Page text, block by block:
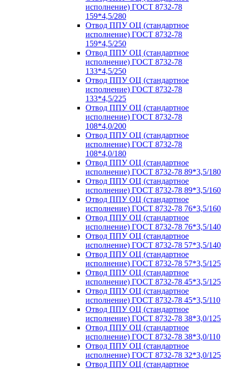
исполнение) ГОСТ 8732-78
159*4,5/280
Отвод ППУ ОЦ (стандартное
исполнение) ГОСТ 8732-78
159*4,5/250
Отвод ППУ ОЦ (стандартное
исполнение) ГОСТ 8732-78
133*4,5/250
Отвод ППУ ОЦ (стандартное
исполнение) ГОСТ 8732-78
133*4,5/225
Отвод ППУ ОЦ (стандартное
исполнение) ГОСТ 8732-78
108*4,0/200
Отвод ППУ ОЦ (стандартное
исполнение) ГОСТ 8732-78
108*4,0/180
Отвод ППУ ОЦ (стандартное
исполнение) ГОСТ 8732-78 89*3,5/180
Отвод ППУ ОЦ (стандартное
исполнение) ГОСТ 8732-78 89*3,5/160
Отвод ППУ ОЦ (стандартное
исполнение) ГОСТ 8732-78 76*3,5/160
Отвод ППУ ОЦ (стандартное
исполнение) ГОСТ 8732-78 76*3,5/140
Отвод ППУ ОЦ (стандартное
исполнение) ГОСТ 8732-78 57*3,5/140
Отвод ППУ ОЦ (стандартное
исполнение) ГОСТ 8732-78 57*3,5/125
Отвод ППУ ОЦ (стандартное
исполнение) ГОСТ 8732-78 45*3,5/125
Отвод ППУ ОЦ (стандартное
исполнение) ГОСТ 8732-78 45*3,5/110
Отвод ППУ ОЦ (стандартное
исполнение) ГОСТ 8732-78 38*3,0/125
Отвод ППУ ОЦ (стандартное
исполнение) ГОСТ 8732-78 38*3,0/110
Отвод ППУ ОЦ (стандартное
исполнение) ГОСТ 8732-78 32*3,0/125
Отвод ППУ ОЦ (стандартное